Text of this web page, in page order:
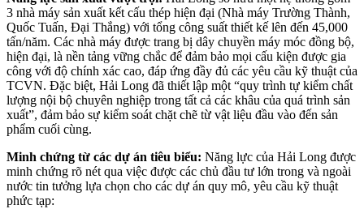
3 nhà máy sản xuất kết cấu thép hiện đại (Nhà máy Trường Thành,
Quốc Tuấn, Đại Thắng) với tổng công suất thiết kế lên đến 45,000
tấn/năm. Các nhà máy được trang bị dây chuyền máy móc đồng bộ,
hiện đại, là nền tảng vững chắc để đảm bảo mọi cấu kiện được gia
công với độ chính xác cao, đáp ứng đầy đủ các yêu cầu kỹ thuật của
TCVN. Đặc biệt, Hải Long đã thiết lập một “quy trình tự kiểm chất
lượng nội bộ chuyên nghiệp trong tất cả các khâu của quá trình sản
xuất”, đảm bảo sự kiểm soát chặt chẽ từ vật liệu đầu vào đến sản
phẩm cuối cùng.
Minh chứng từ các dự án tiêu biểu: Năng lực của Hải Long được
minh chứng rõ nét qua việc được các chủ đầu tư lớn trong và ngoài
nước tin tưởng lựa chọn cho các dự án quy mô, yêu cầu kỹ thuật
phức tạp: